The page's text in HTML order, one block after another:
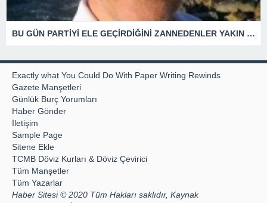
BU GÜN PARTİYİ ELE GEÇİRDİĞİNİ ZANNEDENLER YAKIN BİR GELECEKTE SİYASETİN ÇÖPLÜĞÜNDE YERİNİ ALACAKTIR
Exactly what You Could Do With Paper Writing Rewinds
Gazete Manşetleri
Günlük Burç Yorumları
Haber Gönder
İletişim
Sample Page
Sitene Ekle
TCMB Döviz Kurları & Döviz Çevirici
Tüm Manşetler
Tüm Yazarlar
Haber Sitesi © 2020 Tüm Hakları saklıdır, Kaynak